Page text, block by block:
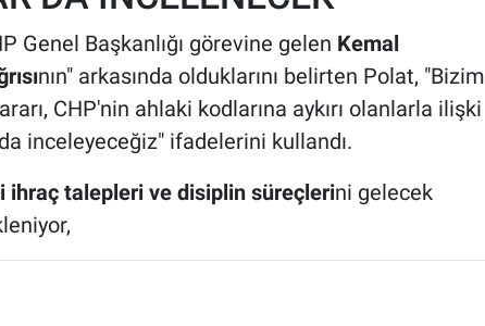
Genel Başkanlığı görevine gelen Kemal
nın" arkasında olduklarını belirten Polat, "Bizim
CHP'nin ahlaki kodlarına aykırı olanlarla ilişki
inceleyeceğiz" ifadelerini kullandı.
ihraç talepleri ve disiplin süreçlerini gelecek